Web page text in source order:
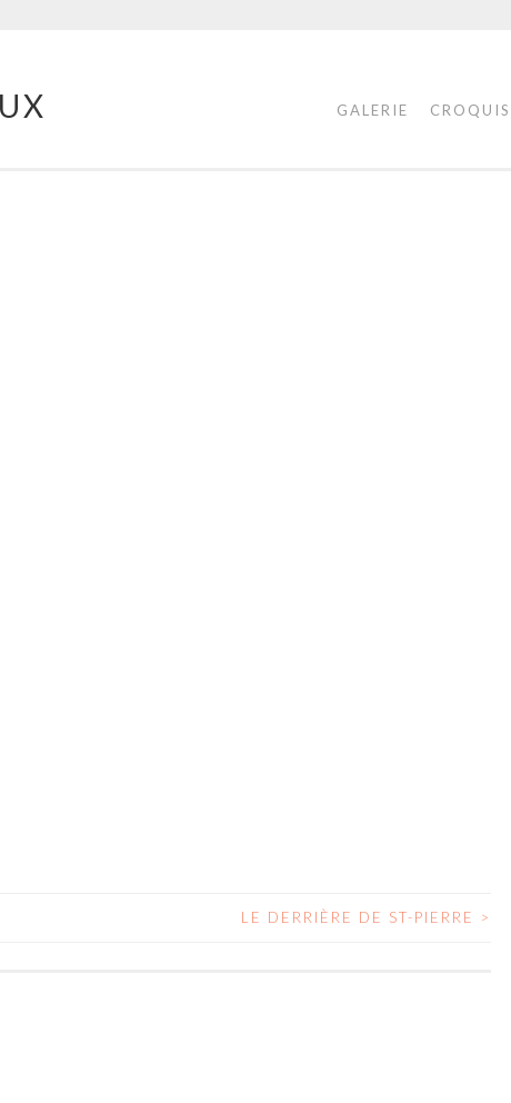
GALERIE CROQUIS
LE DERRIÈRE DE ST-PIERRE >